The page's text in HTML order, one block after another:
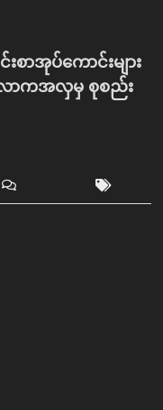
စာအုပ်ကောင်းများ
ောကအလှမှ စုစည်း